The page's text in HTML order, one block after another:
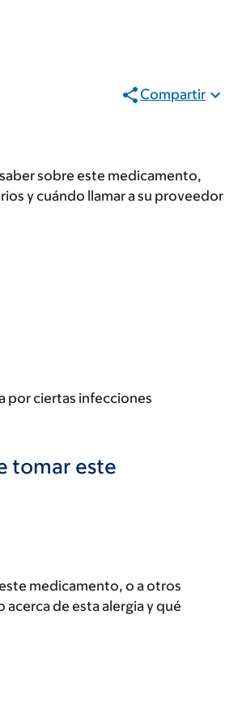
Compartir
sobre este medicamento,
y cuándo llamar a su proveedor
por ciertas infecciones
tomar este
medicamento, o a otros
de esta alergia y qué